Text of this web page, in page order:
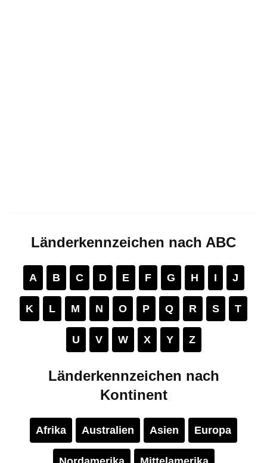
Länderkennzeichen nach ABC
A B C D E F G H I J
K L M N O P Q R S T
U V W X Y Z
Länderkennzeichen nach
Kontinent
Afrika Australien Asien Europa